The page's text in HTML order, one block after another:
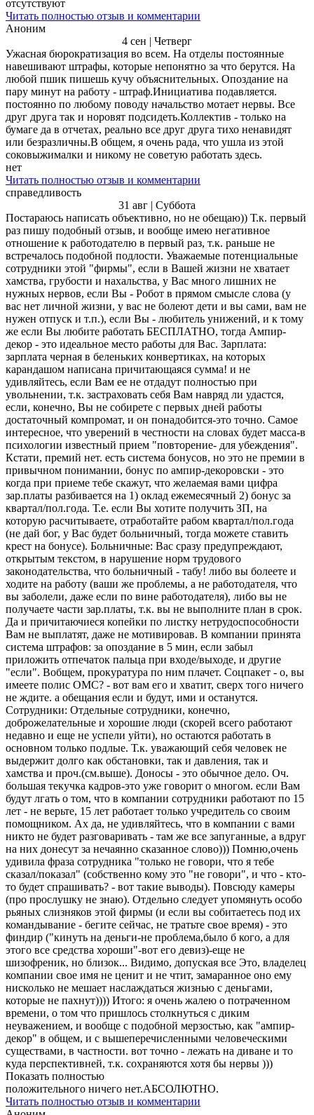
отсутствуют
Читать полностью отзыв и комментарии
Аноним
4 сен | Четверг
Ужасная бюрократизация во всем. На отделы постоянные
навешивают штрафы, которые непонятно за что берутся. На
любой пшик пишешь кучу объяснительных. Опоздание на
пару минут на работу - штраф.Инициатива подавляется.
постоянно по любому поводу начальство мотает нервы. Все
друг друга так и норовят подсидеть.Коллектив - только на
бумаге да в отчетах, реально все друг друга тихо ненавидят
или безразличны.В общем, я очень рада, что ушла из этой
соковыжималки и никому не советую работать здесь.
нет
Читать полностью отзыв и комментарии
справедливость
31 авг | Суббота
Постараюсь написать объективно, но не обещаю)) Т.к. первый
раз пишу подобный отзыв, и вообще имею негативное
отношение к работодателю в первый раз, т.к. раньше не
встречалось подобной подлости. Уважаемые потенциальные
сотрудники этой "фирмы", если в Вашей жизни не хватает
хамства, грубости и нахальства, у Вас много лишних не
нужных нервов, если Вы - Робот в прямом смысле слова (у
вас нет личной жизни, у вас не болеют дети и вы сами, вам не
нужен отпуск и т.п.), если Вы - любитель унижений, и к тому
же если Вы любите работать БЕСПЛАТНО, тогда Ампир-
декор - это идеальное место работы для Вас. Зарплата:
зарплата черная в беленьких конвертиках, на которых
карандашом написана причитающаяся сумма! и не
удивляйтесь, если Вам ее не отдадут полностью при
увольнении, т.к. застраховать себя Вам навряд ли удастся,
если, конечно, Вы не собирете с первых дней работы
достаточный компромат, и он понадобится-это точно. Самое
интересное, что уверений в честности на словах будет масса-в
психологии известный прием "повторение- для убеждения".
Кстати, премий нет. есть система бонусов, но это не премии в
привычном понимании, бонус по ампир-декоровски - это
когда при приеме тебе скажут, что желаемая вами цифра
зар.платы разбивается на 1) оклад ежемесячный 2) бонус за
квартал/пол.года. Т.е. если Вы хотите получить ЗП, на
которую расчитываете, отработайте рабом квартал/пол.года
(не дай бог, у Вас будет больничный, тогда можете ставить
крест на бонусе). Больничные: Вас сразу предупреждают,
открытым текстом, в нарушение норм трудового
законодательства, что больничный - табу! либо вы болеете и
ходите на работу (ваши же проблемы, а не работодателя, что
вы заболели, даже если по вине работодателя), либо вы не
получаете части зар.платы, т.к. вы не выполните план в срок.
Да и причитаючиеся копейки по листку нетрудоспособности
Вам не выплатят, даже не мотивировав. В компании принята
система штрафов: за опоздание в 5 мин, если забыл
приложить отпечаток пальца при входе/выходе, и другие
"если". Вобщем, прокуратура по ним плачет. Соцпакет - о, вы
имеете полис ОМС? - вот вам его и хватит, сверх того ничего
не ждите. а обещания если и будут, ими и останутся.
Сотрудники: Отдельные сотрудники, конечно,
доброжелательные и хорошие люди (скорей всего работают
недавно и еще не успели уйти), но остаются работать в
основном только подлые. Т.к. уважающий себя человек не
выдержит долго как обстановки, так и давления, так и
хамства и проч.(см.выше). Доносы - это обычное дело. Оч.
большая текучка кадров-это уже говорит о многом. если Вам
будут лгать о том, что в компании сотрудники работают по 15
лет - не верьте, 15 лет работает только учредитель со своим
помощником. Ах да, не удивляйтесь, что в компании с вами
никто не будет разговаривать - там же все запуганные, а вдруг
на них донесут за нечаянно сказанное слово))) Помню,очень
удивила фраза сотрудника "только не говори, что я тебе
сказал/показал" (собственно кому это "не говори", и что - кто-
то будет спрашивать? - вот такие выводы). Повсюду камеры
(про прослушку не знаю). Отдельно следует упомянуть особо
рьяных слизняков этой фирмы (и если вы собитаетесь под их
командывание - бегите сейчас, не тратьте свое время) - это
финдир ("кинуть на деньги-не проблема,было б кого, а для
этого все средства хороши"-вот его девиз)-еще не
шизофреник, но близок... Видимо, допуская все Это, владелец
компании свое имя не ценит и не чтит, замаранное оно ему
нисколько не мешает наслаждаться жизнью с деньгами,
которые не пахнут)))) Итого: я очень жалею о потраченном
времени, о том что пришлось столкнуться с диким
неуважением, и вообще с подобной мерзостью, как "ампир-
декор" в общем, и с вышеперечисленными человеческими
существами, в частности. вот точно - лежать на диване и то
куда перспективней, т.к. сохраняются хотя бы нервы )))
Показать полностью
положительного ничего нет.АБСОЛЮТНО.
Читать полностью отзыв и комментарии